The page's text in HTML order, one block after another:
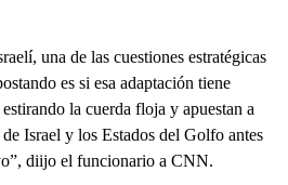
una de las cuestiones estratégicas
es si esa adaptación tiene
la cuerda floja y apuestan a
Israel y los Estados del Golfo antes
diijo el funcionario a CNN.